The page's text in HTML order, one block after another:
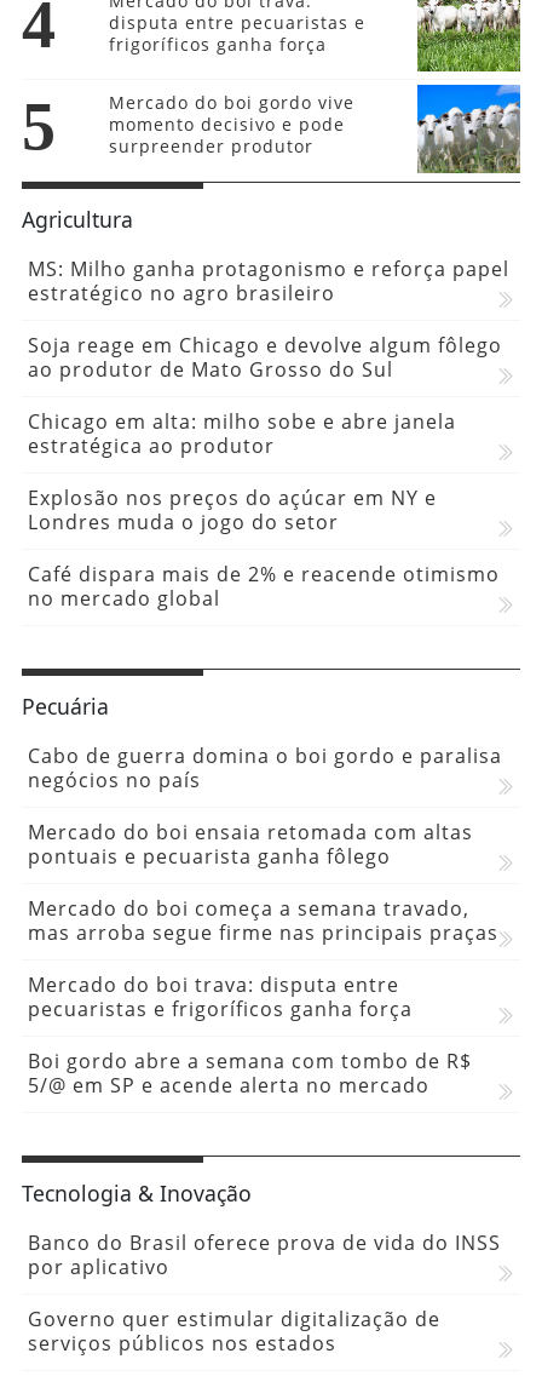
4
Mercado do boi trava:
disputa entre pecuaristas e
frigoríficos ganha força
5
Mercado do boi gordo vive
momento decisivo e pode
surpreender produtor
Agricultura
MS: Milho ganha protagonismo e reforça papel
estratégico no agro brasileiro
Soja reage em Chicago e devolve algum fôlego
ao produtor de Mato Grosso do Sul
Chicago em alta: milho sobe e abre janela
estratégica ao produtor
Explosão nos preços do açúcar em NY e
Londres muda o jogo do setor
Café dispara mais de 2% e reacende otimismo
no mercado global
Pecuária
Cabo de guerra domina o boi gordo e paralisa
negócios no país
Mercado do boi ensaia retomada com altas
pontuais e pecuarista ganha fôlego
Mercado do boi começa a semana travado,
mas arroba segue firme nas principais praças
Mercado do boi trava: disputa entre
pecuaristas e frigoríficos ganha força
Boi gordo abre a semana com tombo de R$
5/@ em SP e acende alerta no mercado
Tecnologia & Inovação
Banco do Brasil oferece prova de vida do INSS
por aplicativo
Governo quer estimular digitalização de
serviços públicos nos estados